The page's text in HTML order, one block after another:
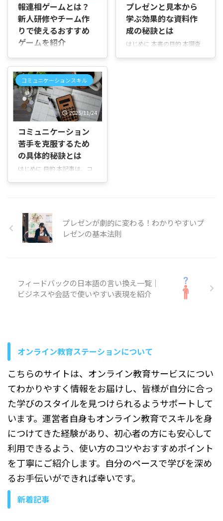
有するときや、相手に検討し
てほしい内容を送るときに
は、単に案を伝えるだけでは
なく、相手が確認しやすい表
の記事では、ビジネスメール
で「案を提示」を言い換える
表現や、相手に伝わりやすい
例文、使う場面ごとの自然な
表現について順を追って説明
していきます。 ビジネスメー
ルで「案を提 ...
理的安全性が高い組織と、ぬ
るま湯組織はまったく別物で
す。ここでは、その違いを整
理しながら、混同されやすい
るま湯組織ではない」と分か
報連相ゲームとは？
新人研修やチーム作
りで使えるおすすめ
ゲームを紹介
どのようなもの？」「新人研
修やチームビルディングで本
当に効果があるの？」と気に
なっていませんか。 実際に新
人研修や社内研修を担当する
と、「報連相の重要性を説明
「座学だけでは参加者の反応
が薄い」「チーム内のコミュ
ニケーションを活性化したい
けれど、どのようなワークを
ない」と悩むことがあります
果、おすすめのゲーム内容や
進め方について順を追って説
明していきます。 研修やチー
ム作りに ...
プレゼンと見本から
学ぶ効果的な資料作
成の秘訣とは
はじめに 本書の目的 本調査
ッセージを心がけ、見や ...
コミュニケーションスキル
2025/11/24
コミュニケーション
苦手を克服するため
の具体的秘訣とは
はじめに 目的 本記事は、コ
た。難しい理論よりも実践し
やすい方法を優先します。 誰
に向けた記事か 会話が続かな
で幅広く読んでいただけま
す。自分には向いていないと
諦めている方にも向けていま
や練習法 職場や年代ごとの実
践ポイ ...
プレゼンが劇的に変わる！わかりやすいプ
レゼンの基本法則
フィードバックの日本語の言い換え一覧｜
ビジネスや会話で使いやすい表現を紹介
オンライン教育ステーションについて
こちらのサイトは、オンライン教育サービスについ
てわかりやすく情報をお届けし、皆様が自分に合っ
た学びのスタイルを見つけられるようサポートして
います。運営者自身もオンライン教育でスキルを身
につけてきた経験があり、初心者の方にも安心して
利用できるよう、使い方のコツやおすすめポイント
を丁寧にご紹介します。自分のペースで学びを深め
るお手伝いができれば幸いです。
新着記事